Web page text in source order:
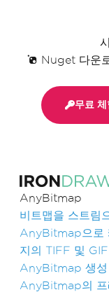
AnyBitmap
비트맵을 스트림
AnyBitmap으로
지의 TIFF 및
AnyBitmap 생성
AnyBitmap의 프
Nuget 다운
무료 체